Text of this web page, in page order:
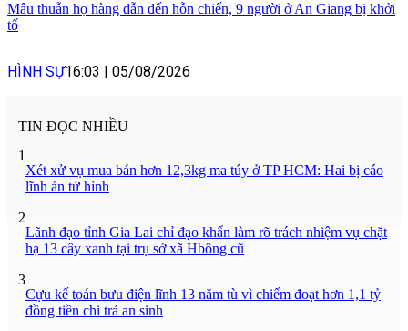
Mâu thuẫn họ hàng dẫn đến hỗn chiến, 9 người ở An Giang bị khởi
tố
HÌNH SỰ16:03 | 05/08/2026
TIN ĐỌC NHIỀU
1
Xét xử vụ mua bán hơn 12,3kg ma túy ở TP HCM: Hai bị cáo
lĩnh án tử hình
2
Lãnh đạo tỉnh Gia Lai chỉ đạo khẩn làm rõ trách nhiệm vụ chặt
hạ 13 cây xanh tại trụ sở xã Hbông cũ
3
Cựu kế toán bưu điện lĩnh 13 năm tù vì chiếm đoạt hơn 1,1 tỷ
đồng tiền chi trả an sinh